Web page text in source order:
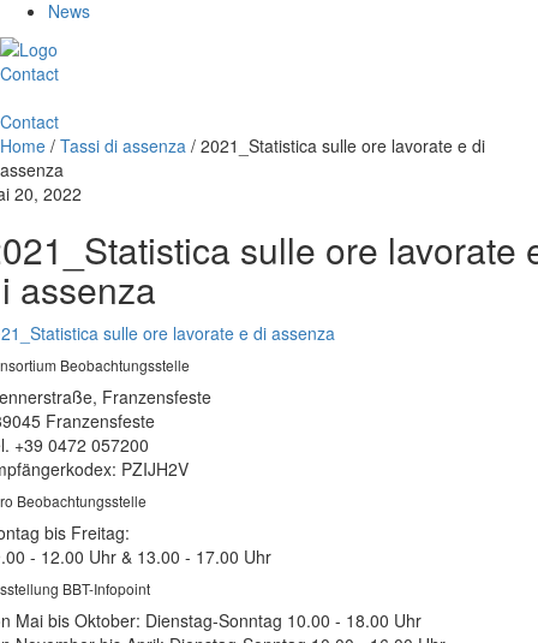
News
Contact
Contact
Home / Tassi di assenza / 2021_Statistica sulle ore lavorate e di
assenza
20, 2022
sulle ore lavorate
assenza
sulle ore lavorate e di assenza
Beobachtungsstelle
Franzensfeste
Franzensfeste
+39 0472 057200
PZIJH2V
Beobachtungsstelle
bis Freitag:
- 12.00 Uhr & 13.00 - 17.00 Uhr
BBT-Infopoint
Mai bis Oktober: Dienstag-Sonntag 10.00 - 18.00 Uhr